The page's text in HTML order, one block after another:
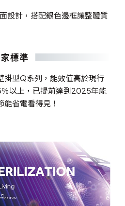
設計，搭配銀色邊框讓整體質
標準
掛型Q系列，能效值高於現行
以上，已提前達到2025年能
能省電看得見！